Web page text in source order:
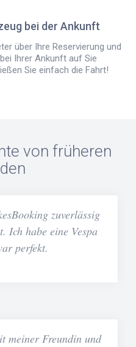
bei der Ankunft
über Ihre Reservierung und
Ihrer Ankunft auf Sie
Sie einfach die Fahrt!
von früheren
zuverlässig
Ich habe eine Vespa
perfekt.
meiner Freundin und